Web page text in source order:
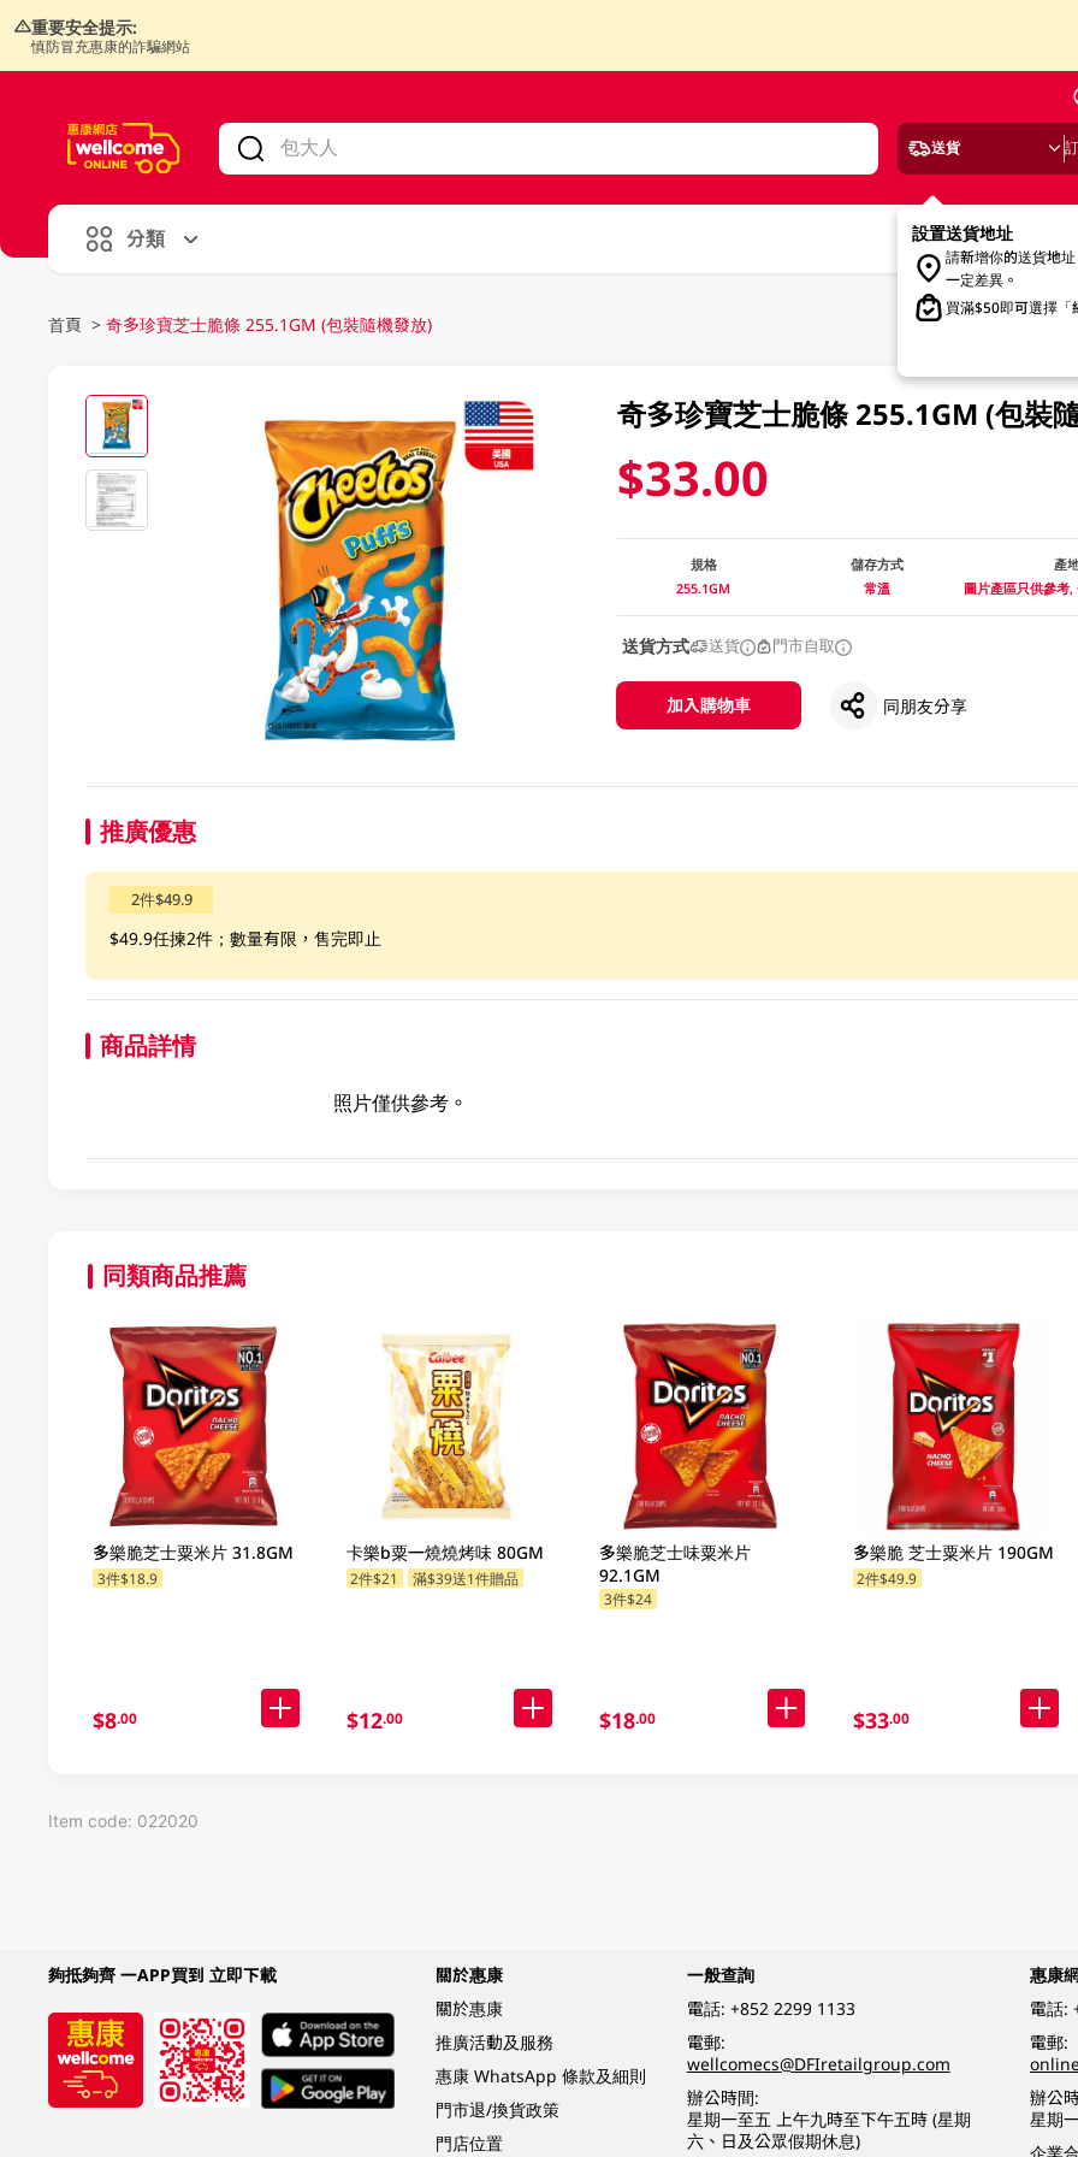
重要安全提示:
慎防冒充惠康的詐騙網站
送貨
設置送貨地址
請新增你的送貨地
一定差異。
買滿$50即可選擇「
分類
首頁 > 奇多珍寶芝士脆條 255.1GM (包裝隨機發放)
奇多珍寶芝士脆條 255.1GM (包裝
$33.00
規格
255.1GM
儲存方式
常溫
產
圖片產區只供參考
送貨方式 送貨 門市自取
加入購物車 同朋友分享
推廣優惠
2件$49.9
$49.9任揀2件；數量有限，售完即止
商品詳情
照片僅供參考。
同類商品推薦
多樂脆芝士粟米片 31.8GM
3件$18.9
$8.00
卡樂b粟一燒燒烤味 80GM
2件$21 滿$39送1件贈品
$12.00
多樂脆芝士味粟米片
92.1GM
3件$24
$18.00
多樂脆 芝士粟米片 190GM
2件$49.9
$33.00
Item code: 022020
夠抵夠齊 一APP買到 立即下載
關於惠康
關於惠康
推廣活動及服務
惠康 WhatsApp 條款及細則
門市退/換貨政策
門店位置
一般查詢
電話: +852 2299 1133
電郵:
wellcomecs@DFIretailgroup.com
辦公時間:
星期一至五 上午九時至下午五時 (星期
六、日及公眾假期休息)
惠康
電話:
電郵:
辦公
星期